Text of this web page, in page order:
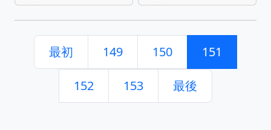
最初 149 150 151
152 153 最後